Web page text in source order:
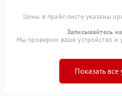
Цены в прайс-листе указаны
Записывайтесь
Мы проверим ваше устройство и
Показать все